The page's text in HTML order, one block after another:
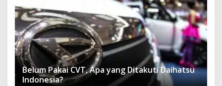
Belum Pakai CVT, Apa yang Ditakuti Daihatsu
Indonesia?